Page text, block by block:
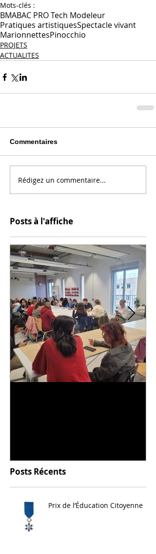
Mots-clés :
BMABAC PRO Tech Modeleur
Pratiques artistiquesSpectacle vivant
MarionnettesPinocchio
PROJETS
ACTUALITES
Commentaires
Rédigez un commentaire...
Posts à l'affiche
Posts Récents
Prix de l’Éducation Citoyenne